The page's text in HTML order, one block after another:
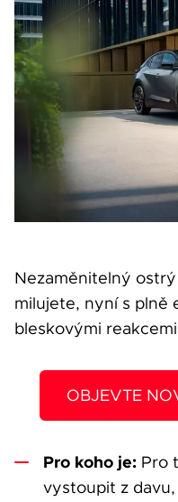
Nezaměnitelný
milujete, nyní s plně
bleskovými
OBJEVTE
Pro koho je: Pro
vystoupit z